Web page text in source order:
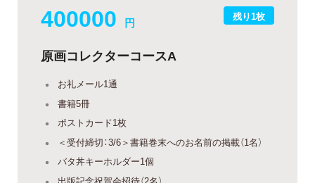
残り1枚
400000 円
原画コレクターコースA
お礼メール1通
書籍5冊
ポストカード1枚
＜受付締切：3/6＞書籍巻末へのお名前の掲載（1名）
バタ丼キーホルダー1個
出版記念祝賀会招待（2名）